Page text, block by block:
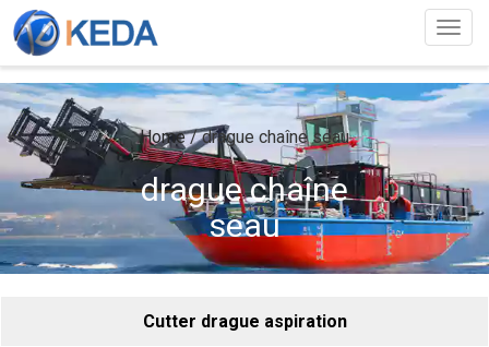
Home/drague chaîne seau
drague chaîne
seau
Cutter drague aspiration